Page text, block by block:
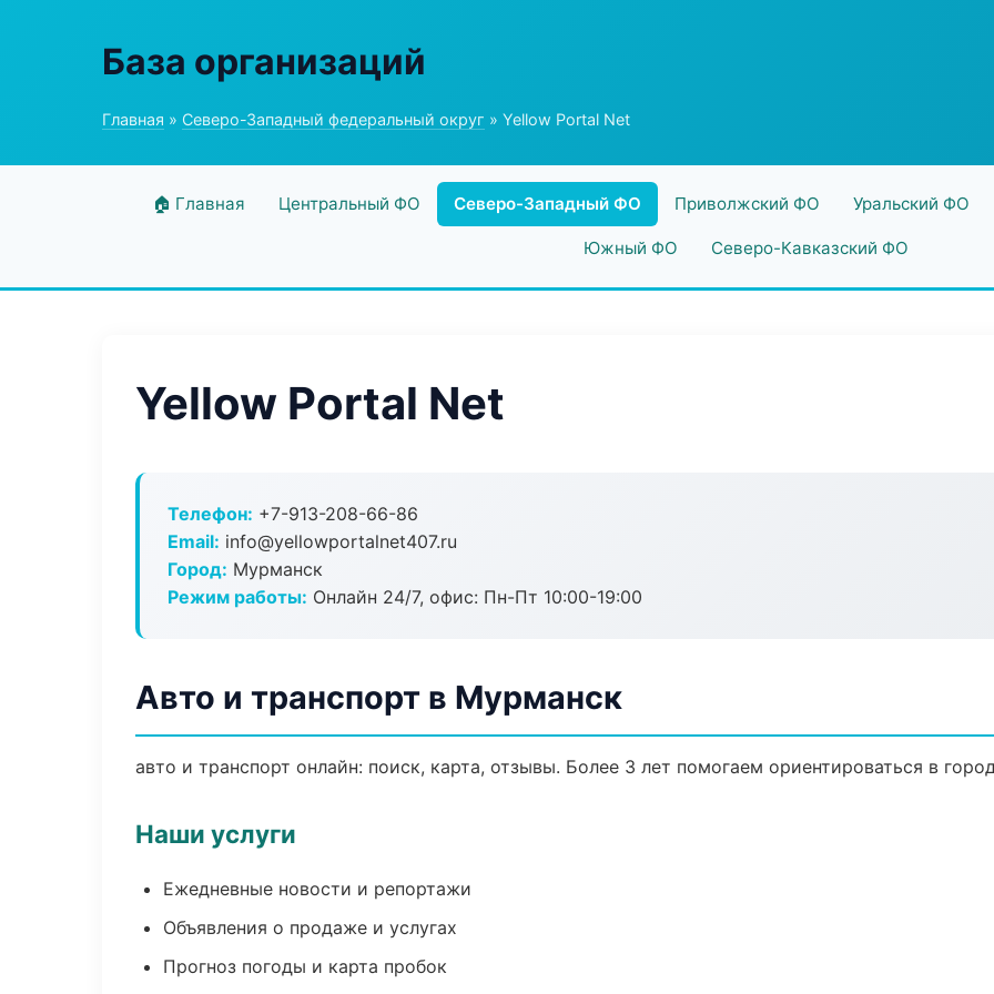
База организаций
Главная » Северо-Западный федеральный округ » Yellow Portal Net
🏠 Главная Центральный ФО Северо-Западный ФО Приволжский ФО Уральский ФО
Южный ФО Северо-Кавказский ФО
Yellow Portal Net
Телефон: +7-913-208-66-86
Email: info@yellowportalnet407.ru
Город: Мурманск
Режим работы: Онлайн 24/7, офис: Пн-Пт 10:00-19:00
Авто и транспорт в Мурманск
авто и транспорт онлайн: поиск, карта, отзывы. Более 3 лет помогаем ориентироваться в
Наши услуги
Ежедневные новости и репортажи
Объявления о продаже и услугах
Прогноз погоды и карта пробок